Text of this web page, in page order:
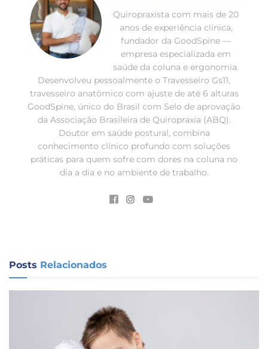
Quiropraxista com mais de 20
anos de experiência clínica,
fundador da GoodSpine —
empresa especializada em
saúde da coluna e ergonomia.
Desenvolveu pessoalmente o Travesseiro Gs11,
travesseiro anatômico com ajuste de até 6 alturas
GoodSpine, único do Brasil com Selo de aprovação
da Associação Brasileira de Quiropraxia (ABQ).
Doutor em saúde postural, combina
conhecimento clínico profundo com soluções
práticas para quem sofre com dores na coluna no
dia a dia e no ambiente de trabalho.
Posts Relacionados